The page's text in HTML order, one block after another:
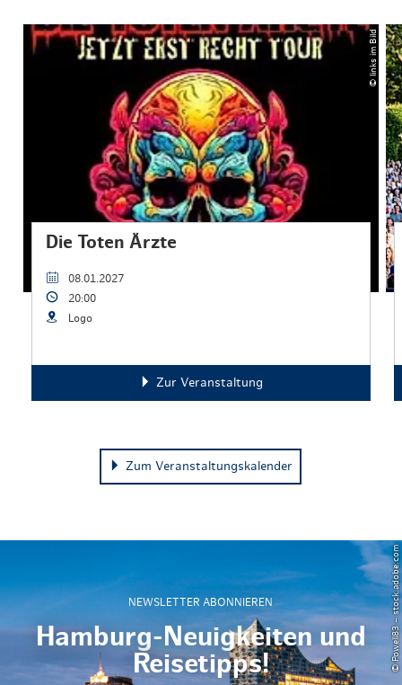
© links im Bild
Die Toten Ärzte
08.01.2027
20:00
Logo
Zur Veranstaltung
Zum Veranstaltungskalender
NEWSLETTER ABONNIEREN
Hamburg-Neuigkeiten und
Reisetipps!
© Powell83 – stock.adobe.com